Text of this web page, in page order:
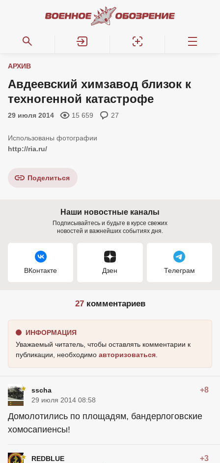
АРХИВ
Авдеевский химзавод близок к
техногенной катастрофе
29 июля 2014 15 659 27
http://ria.ru/
Поделиться
Наши новостные каналы
Подписывайтесь и будьте в курсе свежих
новостей и важнейших событиях дня.
ВКонтакте Дзен Телеграм
27комментариев
ИНФОРМАЦИЯ
Уважаемый читатель, чтобы оставлять комментарии к
публикации, необходимо авторизоваться
sscha +8
29 июля 2014 08:58
Домолотились по площадям, бандерлоговские
хомосапиенсы!
REDBLUE +3